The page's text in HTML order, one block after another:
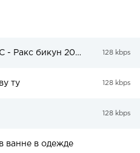
Гузел Уртмез & Shon MC - Ракс бикун 2020 128 kbps
ту 128 kbps
128 kbps
ванне в одежде